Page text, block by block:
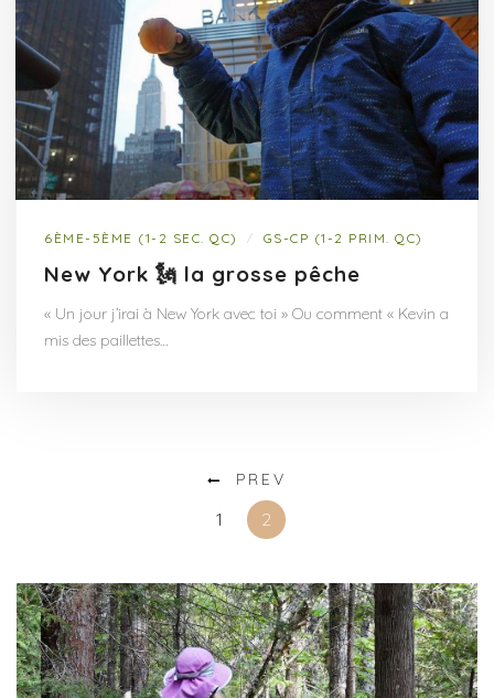
6ÈME-5ÈME (1-2 SEC. QC) / GS-CP (1-2 PRIM. QC)
New York 🗽 la grosse pêche
« Un jour j’irai à New York avec toi » Ou comment « Kevin a
mis des paillettes…
PREV
1 2